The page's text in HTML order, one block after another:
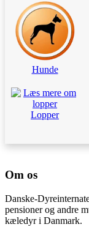
Hunde
Lopper
Om os
Danske-
pensioner og andre
kæledyr i Danmark.